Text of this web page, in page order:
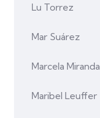
Lu Torrez
Mar Suárez
Marcela Miranda
Maribel Leuffer